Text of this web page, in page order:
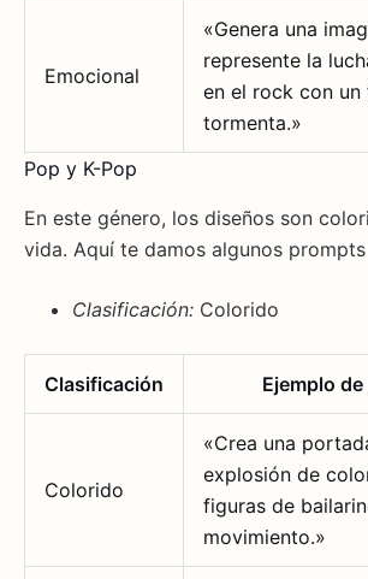
Emocional
«Genera una
represente la
en el rock con
tormenta.»
Pop y K-Pop
En este género, los diseños son
vida. Aquí te damos algunos
Clasificación: Colorido
Clasificación Ejemplo
Colorido
«Crea una
explosión de
figuras de
movimiento.»